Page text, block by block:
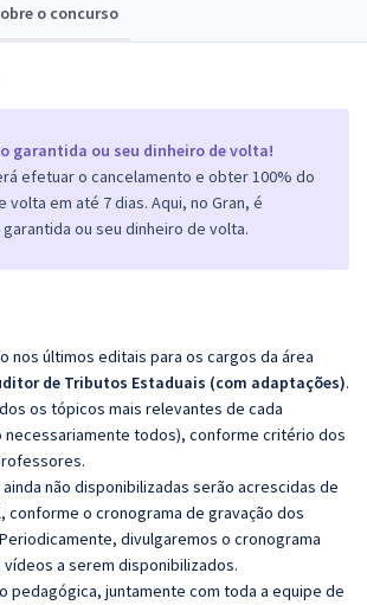
o concurso
garantida ou seu dinheiro de volta!
efetuar o cancelamento e obter 100% do
volta em até 7 dias. Aqui, no Gran, é
ou seu dinheiro de volta.
nos últimos editais para os cargos da área
de Tributos Estaduais (com adaptações).
os tópicos mais relevantes de cada
necessariamente todos), conforme critério dos
não disponibilizadas serão acrescidas de
conforme o cronograma de gravação dos
divulgaremos o cronograma
a serem disponibilizados.
pedagógica, juntamente com toda a equipe de